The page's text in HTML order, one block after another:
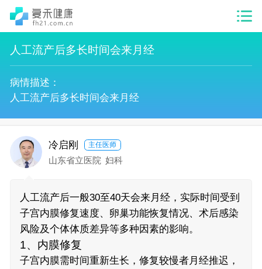
人工流产后多长时间会来月经
病情描述：
人工流产后多长时间会来月经
冷启刚 主任医师
山东省立医院 妇科
人工流产后一般30至40天会来月经，实际时间受到
子宫内膜修复速度、卵巢功能恢复情况、术后感染
风险及个体体质差异等多种因素的影响。
1、内膜修复
子宫内膜需时间重新生长，修复较慢者月经推迟，